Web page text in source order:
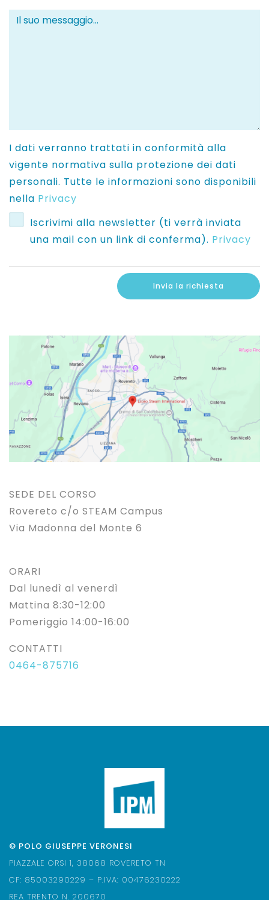
I dati verranno trattati in conformità alla
vigente normativa sulla protezione dei dati
personali. Tutte le informazioni sono disponibili
nella Privacy
Iscrivimi alla newsletter (ti verrà inviata
una mail con un link di conferma). Privacy
Invia la richiesta
SEDE DEL CORSO
Rovereto c/o STEAM Campus
Via Madonna del Monte 6
ORARI
Dal lunedì al venerdì
Mattina 8:30-12:00
Pomeriggio 14:00-16:00
CONTATTI
0464-875716
© POLO GIUSEPPE VERONESI
PIAZZALE ORSI 1, 38068 ROVERETO TN
CF: 85003290229 – P.IVA: 00476230222
REA TRENTO N. 200670